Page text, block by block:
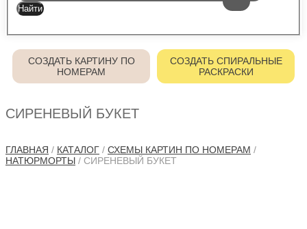
СОЗДАТЬ КАРТИНУ ПО
НОМЕРАМ
СОЗДАТЬ СПИРАЛЬНЫЕ
РАСКРАСКИ
СИРЕНЕВЫЙ БУКЕТ
ГЛАВНАЯ / КАТАЛОГ / СХЕМЫ КАРТИН ПО НОМЕРАМ /
НАТЮРМОРТЫ / СИРЕНЕВЫЙ БУКЕТ